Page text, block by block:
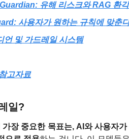
유해 리스크와 RAG 환
사용자가 원하는 규칙에 맞춘
언 및 가드레일 시스템
고자료
일?
가장 중요한 목표는, AI와 사용자